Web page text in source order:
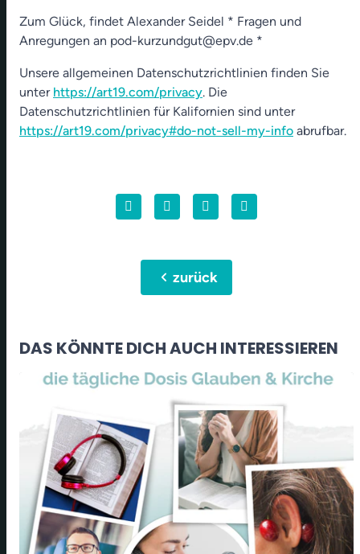
play_arrow
00:00
Zum Glück, findet Alexander Seidel * Fragen und
Anregungen an pod-kurzundgut@epv.de *
Unsere allgemeinen Datenschutzrichtlinien finden Sie
unter https://art19.com/privacy. Die
Datenschutzrichtlinien für Kalifornien sind unter
https://art19.com/privacy#do-not-sell-my-info abrufbar.
chevron_leftzurück
DAS KÖNNTE DICH AUCH INTERESSIEREN